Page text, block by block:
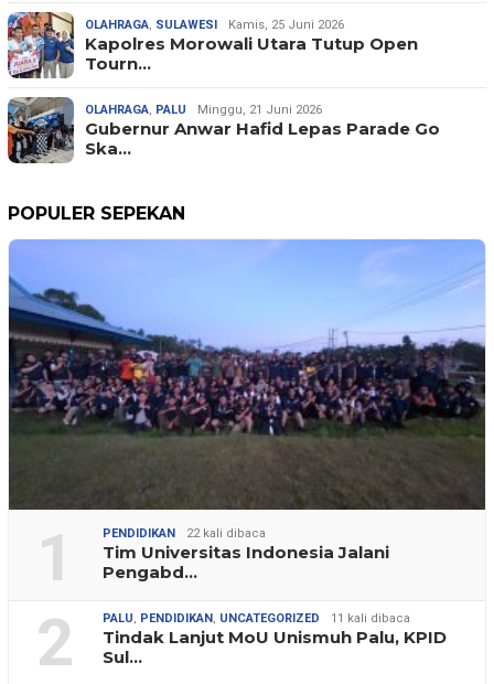
OLAHRAGA SULAWESI Kamis, 25 Juni 2026
Kapolres Morowali Utara Tutup Open
Tourn…
OLAHRAGA PALU Minggu, 21 Juni 2026
Gubernur Anwar Hafid Lepas Parade Go
Ska…
POPULER SEPEKAN
1 PENDIDIKAN 22 kali dibaca
Tim Universitas Indonesia Jalani
Pengabd…
2 PALU, PENDIDIKAN , UNCATEGORIZED 11 kali dibaca
Tindak Lanjut MoU Unismuh Palu, KPID
Sul…